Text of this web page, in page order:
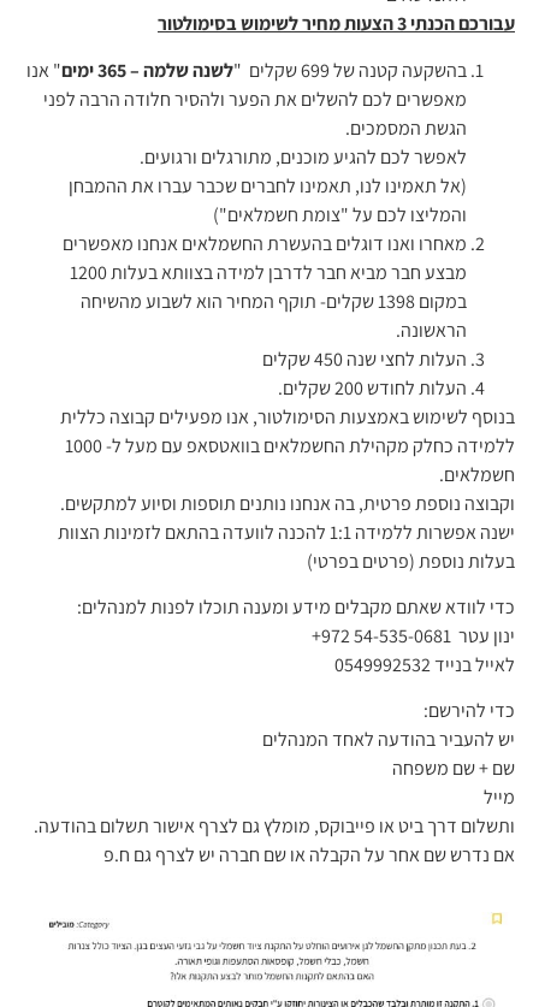
עבורכם הכנתי 3 הצעות מחיר לשימוש בסימולטור
בהשקעה קטנה של 699 שקלים "
לשנה שלמה – 365 ימים
" אנו
מאפשרים לכם להשלים את הפער ולהסיר חלודה הרבה לפני
הגשת המסמכים.
לאפשר לכם להגיע מוכנים, מתורגלים ורגועים.
(אל תאמינו לנו, תאמינו לחברים שכבר עברו את ההמבחן
והמליצו לכם על "צומת חשמלאים")
מאחרו ואנו דוגלים בהעשרת החשמלאים אנחנו מאפשרים
מבצע חבר מביא חבר לדרבן למידה בצוותא בעלות 1200
במקום 1398 שקלים- תוקף המחיר הוא לשבוע מהשיחה
הראשונה.
העלות לחצי שנה 450 שקלים
העלות לחודש 200 שקלים.
בנוסף לשימוש באמצעות הסימולטור, אנו מפעילים קבוצה כללית
ללמידה כחלק מקהילת החשמלאים בוואטסאפ עם מעל ל- 1000
חשמלאים.
וקבוצה נוספת פרטית, בה אנחנו נותנים תוספות וסיוע למתקשים.
ישנה אפשרות ללמידה 1:1 להכנה לוועדה בהתאם לזמינות הצוות
בעלות נוספת (פרטים בפרטי)
כדי לוודא שאתם מקבלים מידע ומענה תוכלו לפנות למנהלים:
ינון עטר ⁦+972 54-535-0681⁩
לאייל בנייד 0549992532
כדי להירשם:
יש להעביר בהודעה לאחד המנהלים
שם + שם משפחה
מייל
ותשלום דרך ביט או פייבוקס, מומלץ גם לצרף אישור תשלום בהודעה.
אם נדרש שם אחר על הקבלה או שם חברה יש לצרף גם ח.פ